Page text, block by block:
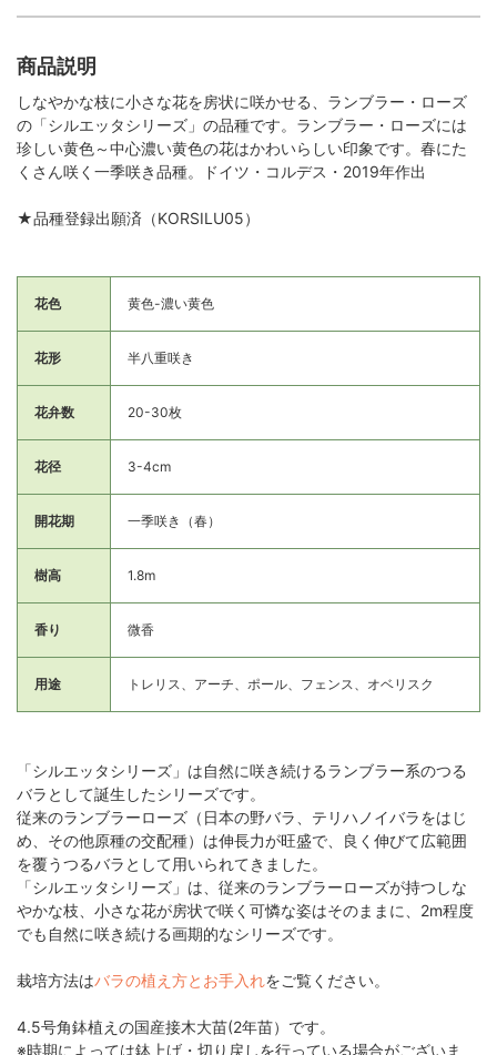
商品説明
しなやかな枝に小さな花を房状に咲かせる、ランブラー・ローズ
の「シルエッタシリーズ」の品種です。ランブラー・ローズには
珍しい黄色～中心濃い黄色の花はかわいらしい印象です。春にた
くさん咲く一季咲き品種。ドイツ・コルデス・2019年作出
★品種登録出願済（KORSILU05）
花色 黄色-濃い黄色
花形 半八重咲き
花弁数 20-30枚
花径 3-4cm
開花期 一季咲き（春）
樹高 1.8m
香り 微香
用途 トレリス、アーチ、ポール、フェンス、オベリスク
「シルエッタシリーズ」は自然に咲き続けるランブラー系のつる
バラとして誕生したシリーズです。
従来のランブラーローズ（日本の野バラ、テリハノイバラをはじ
め、その他原種の交配種）は伸長力が旺盛で、良く伸びて広範囲
を覆うつるバラとして用いられてきました。
「シルエッタシリーズ」は、従来のランブラーローズが持つしな
やかな枝、小さな花が房状で咲く可憐な姿はそのままに、2m程度
でも自然に咲き続ける画期的なシリーズです。
栽培方法はバラの植え方とお手入れをご覧ください。
4.5号角鉢植えの国産接木大苗(2年苗）です。
※時期によっては鉢上げ・切り戻しを行っている場合がございま